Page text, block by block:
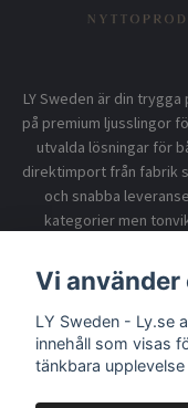
LY Sweden är din
på premium ljusslingor
utvalda lösningar för
direktimport från fabrik
och snabba
kategorier men
Information
Vi använder
LY Sweden - Ly.se
innehåll som visas
tänkbara